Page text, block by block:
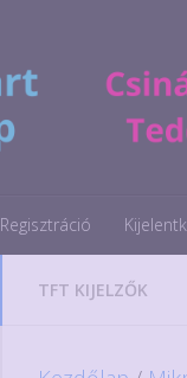
Regisztráció
TFT KIJELZŐK